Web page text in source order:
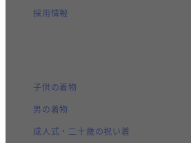
採用情報
子供の着物
男の着物
成人式・二十歳の祝い着